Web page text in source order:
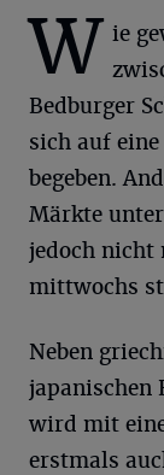
W ie
Bedburger
sich auf
begeben.
Märkte
jedoch nicht
mittwochs
Neben
japanischen
wird mit
erstmals